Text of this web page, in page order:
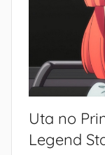
Uta no
Legend